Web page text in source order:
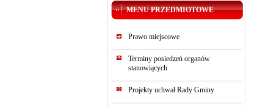
MENU PRZEDMIOTOWE
Prawo miejscowe
Terminy posiedzeń organów
stanowiących
Projekty uchwał Rady Gminy